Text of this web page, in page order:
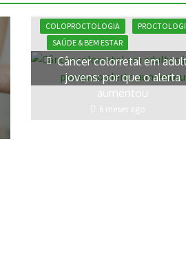
COLOPROCTOLOGIA
SAÚDE & BEM ESTAR
Câncer colorretal em
jovens: por que o alerta
aumentou
6 meses ago